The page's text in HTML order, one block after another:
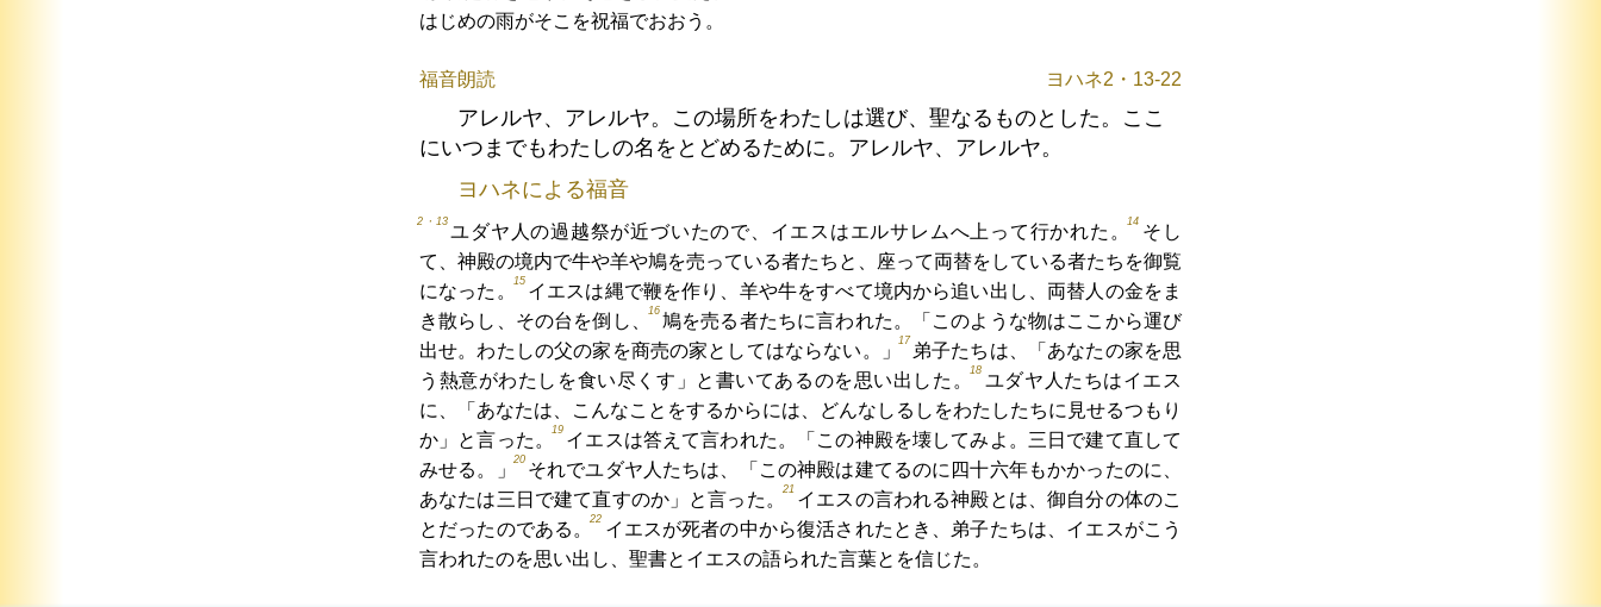
はじめの雨がそこを祝福でおおう。
福音朗読 ヨハネ2・13-22
アレルヤ、アレルヤ。この場所をわたしは選び、聖なるものとした。ここ
にいつまでもわたしの名をとどめるために。アレルヤ、アレルヤ。
ヨハネによる福音
2・13
ユダヤ人の過越祭が近づいたので、イエスはエルサレムへ上って行かれた。
14
そし
て、神殿の境内で牛や羊や鳩を売っている者たちと、座って両替をしている者たちを御覧
になった。
15
イエスは縄で鞭を作り、羊や牛をすべて境内から追い出し、両替人の金をま
き散らし、その台を倒し、
16
鳩を売る者たちに言われた。「このような物はここから運び
出せ。わたしの父の家を商売の家としてはならない。」
17
弟子たちは、「あなたの家を思
う熱意がわたしを食い尽くす」と書いてあるのを思い出した。
18
ユダヤ人たちはイエス
に、「あなたは、こんなことをするからには、どんなしるしをわたしたちに見せるつもり
か」と言った。
19
イエスは答えて言われた。「この神殿を壊してみよ。三日で建て直して
みせる。」
20
それでユダヤ人たちは、「この神殿は建てるのに四十六年もかかったのに、
あなたは三日で建て直すのか」と言った。
21
イエスの言われる神殿とは、御自分の体のこ
とだったのである。
22
イエスが死者の中から復活されたとき、弟子たちは、イエスがこう
言われたのを思い出し、聖書とイエスの語られた言葉とを信じた。